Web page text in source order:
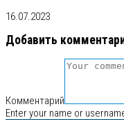
16.07.2023
Добавить
Комментарий
Enter your name or